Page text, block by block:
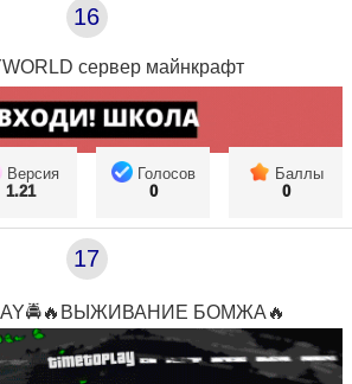
16
сервер майнкрафт
Версия
1.21
Голосов
0
Баллы
0
17
БОМЖА🔥